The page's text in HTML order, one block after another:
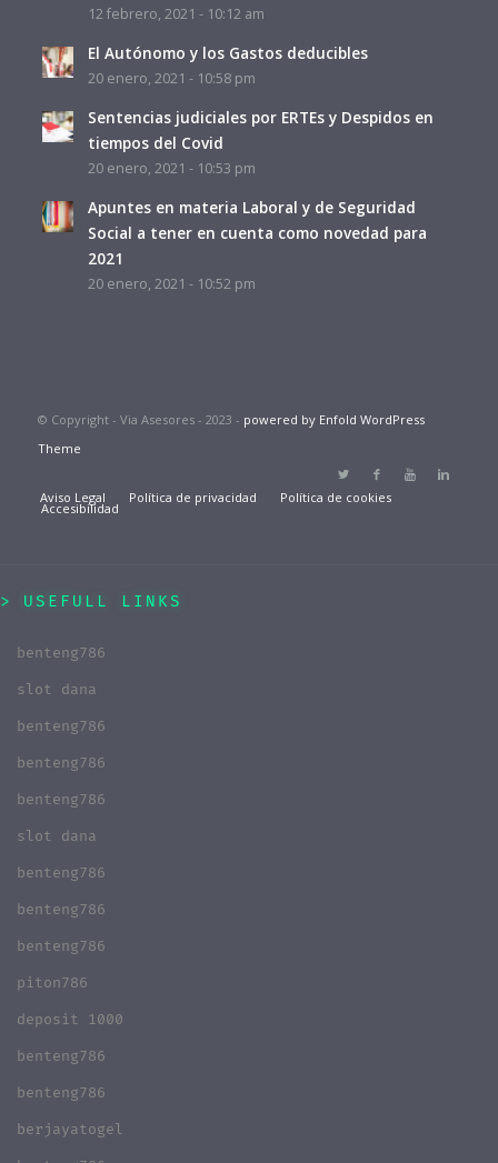
12 febrero, 2021 - 10:12 am
El Autónomo y los Gastos deducibles
20 enero, 2021 - 10:58 pm
Sentencias judiciales por ERTEs y Despidos en
tiempos del Covid
20 enero, 2021 - 10:53 pm
Apuntes en materia Laboral y de Seguridad
Social a tener en cuenta como novedad para
2021
20 enero, 2021 - 10:52 pm
© Copyright - Via Asesores - 2023 - powered by Enfold WordPress
Theme
Aviso Legal Política de privacidad Política de cookies
Accesibilidad
USEFULL LINKS
benteng786
slot dana
benteng786
benteng786
benteng786
slot dana
benteng786
benteng786
benteng786
piton786
deposit 1000
benteng786
benteng786
berjayatogel